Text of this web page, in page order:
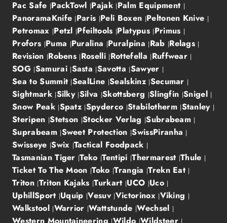
Pac Safe PackTowl Pajak Palm Equipment
PanoramaKnife Paris Peli Boxen Peltonen Knive
Petromax Petzl Pfeiltools Platypus Primus
Profors Puma Puralina Puralpina Rab Relags
Revision Robens Roselli Rottefella Ruffwear
SOG Samurai Sasta Savotta Sawyer
Sea to Summit SealLine Sealskinz Secumar
Sightmark Silky Silva Skottsberg Slingfin Snigel
Snow Peak Spatz Spyderco Stabilotherm Stanley
Steripen Stetson Stocker Verlag Subrabeam
Suprabeam Sweet Protection SwissPiranha
Swisseye Swix Tactical Foodpack
Tasmanian Tiger Teko Tentipi Thermarest Thule
Ticket To The Moon Toko Trangia Trekn Eat
Triton Triton Kajaks Turkart UCO Uco
UphillSport Uquip Vesuv Victorinox Viking
Walkstool Warrior Wattstunde Wechsel